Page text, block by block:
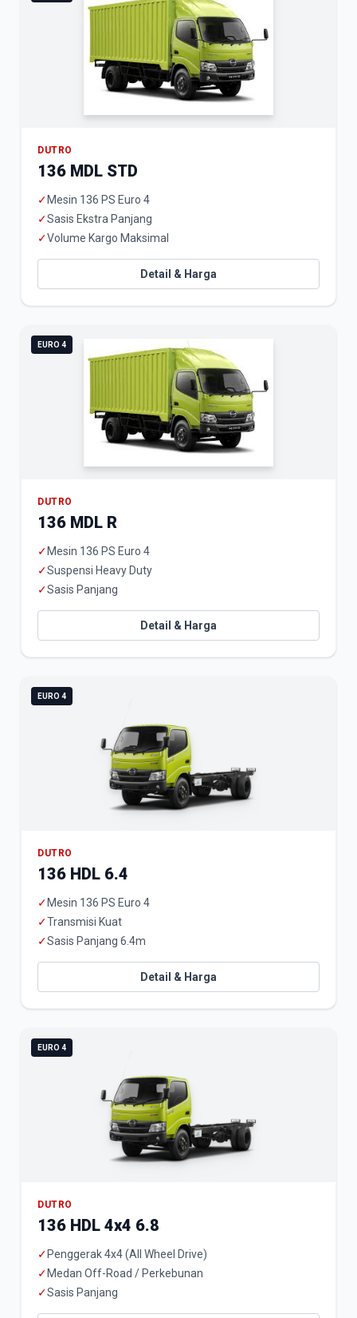
DUTRO
136 MDL STD
✓ Mesin 136 PS Euro 4
✓Sasis Ekstra Panjang
✓Volume Kargo Maksimal
Detail & Harga
EURO 4
DUTRO
136 MDL R
✓ Mesin 136 PS Euro 4
✓Suspensi Heavy Duty
✓Sasis Panjang
Detail & Harga
EURO 4
DUTRO
136 HDL 6.4
✓ Mesin 136 PS Euro 4
✓Transmisi Kuat
✓Sasis Panjang 6.4m
Detail & Harga
EURO 4
DUTRO
136 HDL 4x4 6.8
✓ Penggerak 4x4 (All Wheel Drive)
✓ Medan Off-Road / Perkebunan
✓Sasis Panjang